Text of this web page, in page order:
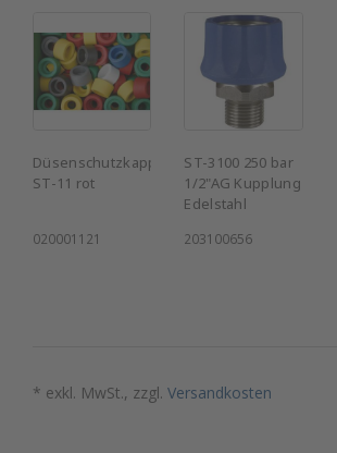
Düsenschutzkappe
ST-11 rot
020001121
ST-3100 250 bar
1/2"AG Kupplung
Edelstahl
203100656
* exkl. MwSt., zzgl. Versandkosten